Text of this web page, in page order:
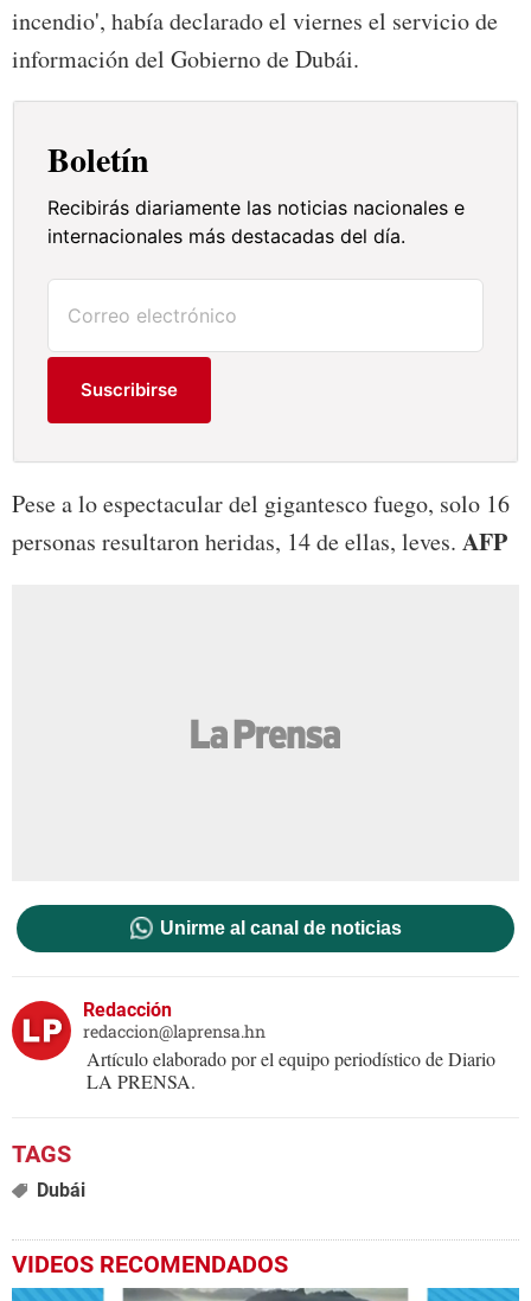
incendio', había declarado el viernes el servicio de
información del Gobierno de Dubái.
Boletín
Recibirás diariamente las noticias nacionales e
internacionales más destacadas del día.
Suscribirse
Pese a lo espectacular del gigantesco fuego, solo 16
personas resultaron heridas, 14 de ellas, leves. AFP
Unirme al canal de noticias
Redacción
redaccion@laprensa.hn
Artículo elaborado por el equipo periodístico de Diario
LA PRENSA.
Dubái
VIDEOS RECOMENDADOS